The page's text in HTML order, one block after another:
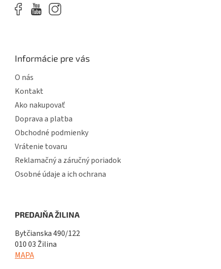
Informácie pre vás
O nás
Kontakt
Ako nakupovať
Doprava a platba
Obchodné podmienky
Vrátenie tovaru
Reklamačný a záručný poriadok
Osobné údaje a ich ochrana
PREDAJŇA ŽILINA
Bytčianska 490/122
010 03 Žilina
MAPA